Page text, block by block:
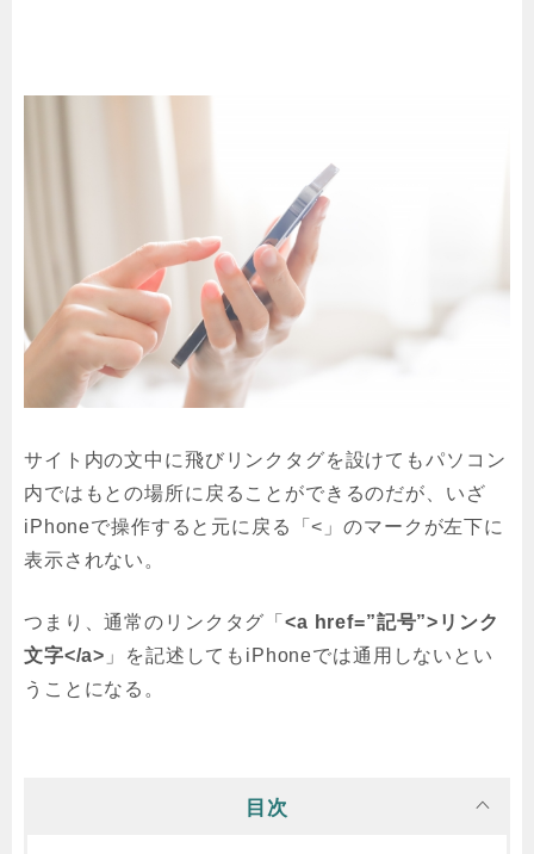
サイト内の文中に飛びリンクタグを設けてもパソコン
内ではもとの場所に戻ることができるのだが、いざ
iPhoneで操作すると元に戻る「<」のマークが左下に
表示されない。
つまり、通常のリンクタグ「<a href=”記号”>リンク
文字</a> 」を記述してもiPhoneでは通用しないとい
うことになる。
目次